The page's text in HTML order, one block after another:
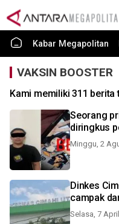
Kabar Megapolitan
VAKSIN BOOSTER
Kami memiliki 311
Seorang
diringkus
Minggu, 2
Dinkes
campak
Selasa, 7